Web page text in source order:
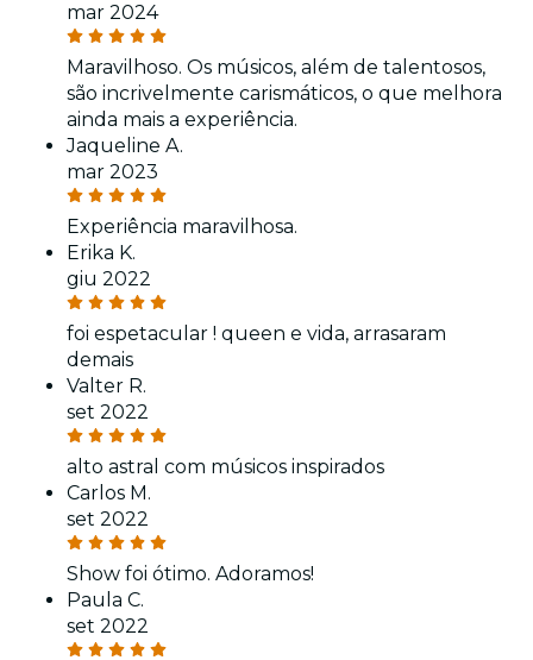
mar 2024
Maravilhoso. Os músicos, além de talentosos,
são incrivelmente carismáticos, o que melhora
ainda mais a experiência.
Jaqueline A.
mar 2023
Experiência maravilhosa.
Erika K.
giu 2022
foi espetacular ! queen e vida, arrasaram
demais
Valter R.
set 2022
alto astral com músicos inspirados
Carlos M.
set 2022
Show foi ótimo. Adoramos!
Paula C.
set 2022